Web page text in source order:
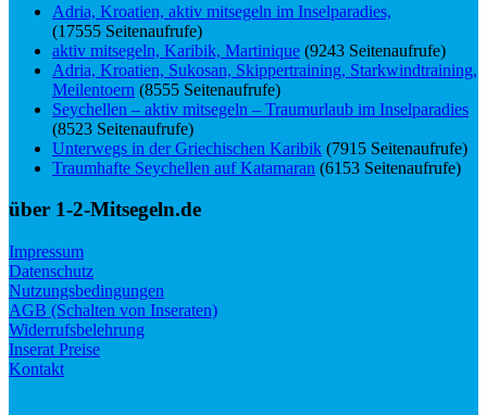
Adria, Kroatien, aktiv mitsegeln im Inselparadies,
(17555 Seitenaufrufe)
aktiv mitsegeln, Karibik, Martinique (9243 Seitenaufrufe)
Adria, Kroatien, Sukosan, Skippertraining, Starkwindtraining,
Meilentoern (8555 Seitenaufrufe)
Seychellen – aktiv mitsegeln – Traumurlaub im Inselparadies
(8523 Seitenaufrufe)
Unterwegs in der Griechischen Karibik (7915 Seitenaufrufe)
Traumhafte Seychellen auf Katamaran (6153 Seitenaufrufe)
über 1-2-Mitsegeln.de
Impressum
Datenschutz
Nutzungsbedingungen
AGB (Schalten von Inseraten)
Widerrufsbelehrung
Inserat Preise
Kontakt